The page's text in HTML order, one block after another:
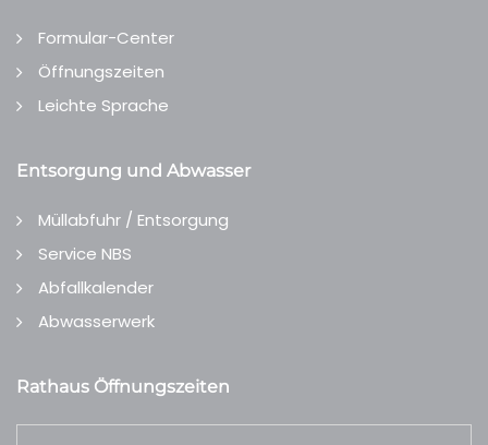
Formular-Center
Öffnungszeiten
Leichte Sprache
Entsorgung und Abwasser
Müllabfuhr / Entsorgung
Service NBS
Abfallkalender
Abwasserwerk
Rathaus Öffnungszeiten